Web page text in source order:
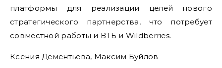
платформы для реализации целей нового
стратегического партнерства, что потребует
совместной работы и ВТБ и Wildberries.
Ксения Дементьева, Максим Буйлов